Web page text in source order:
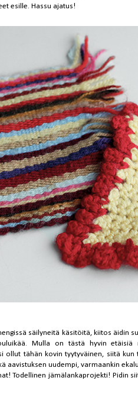
esille. Hassu ajatus!
säilyneitä käsitöitä, kiitos äidin
Mulla on tästä hyvin
ollut tähän kovin tyytyväinen, siitä
aavistuksen uudempi, varmaankin
Todellinen jämälankaprojekti! Pidin